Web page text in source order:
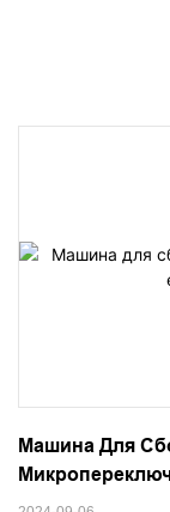
Машина Для